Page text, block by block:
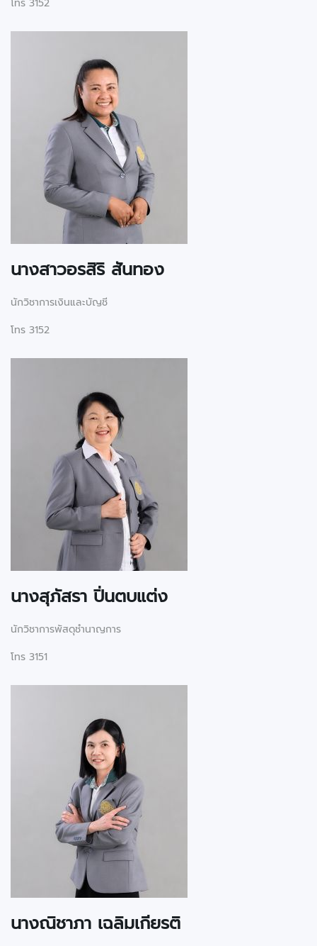
โทร 3152
นางสาวอรสิริ สันทอง
นักวิชาการเงินและบัญชี
โทร 3152
นางสุภัสรา ปิ่นตบแต่ง
นักวิชาการพัสดุชำนาญการ
โทร 3151
นางณิชาภา เฉลิมเกียรติ